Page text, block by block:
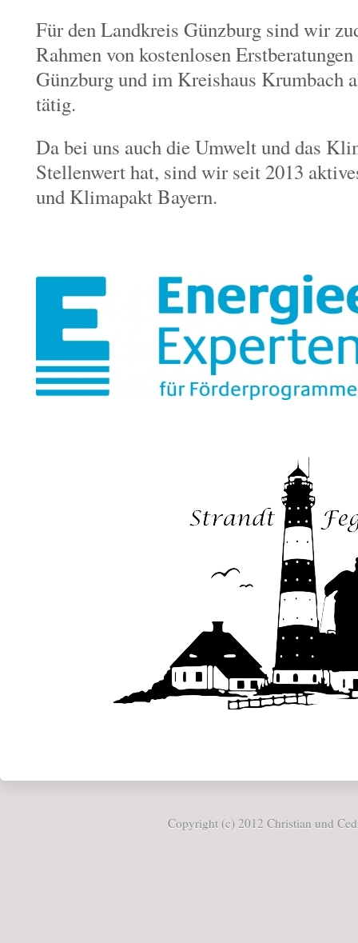
Für den Landkreis Günzburg sind wir
Rahmen von kostenlosen
Günzburg und im Kreishaus Krumbach
tätig.
Da bei uns auch die Umwelt und das
Stellenwert hat, sind wir seit 2013
und Klimapakt Bayern.
Copyright (c) 2012 Christian und